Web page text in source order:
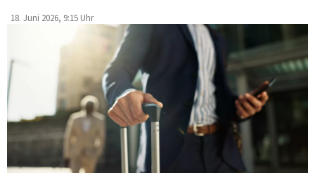
18. Juni 2026, 9:15 Uhr